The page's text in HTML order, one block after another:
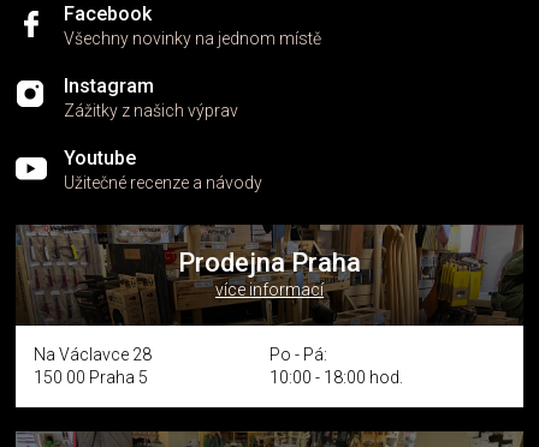
Facebook
Všechny novinky na jednom místě
Instagram
Zážitky z našich výprav
Youtube
Užitečné recenze a návody
Prodejna Praha
více informací
Na Václavce 28
150 00 Praha 5
Po - Pá:
10:00 - 18:00 hod.